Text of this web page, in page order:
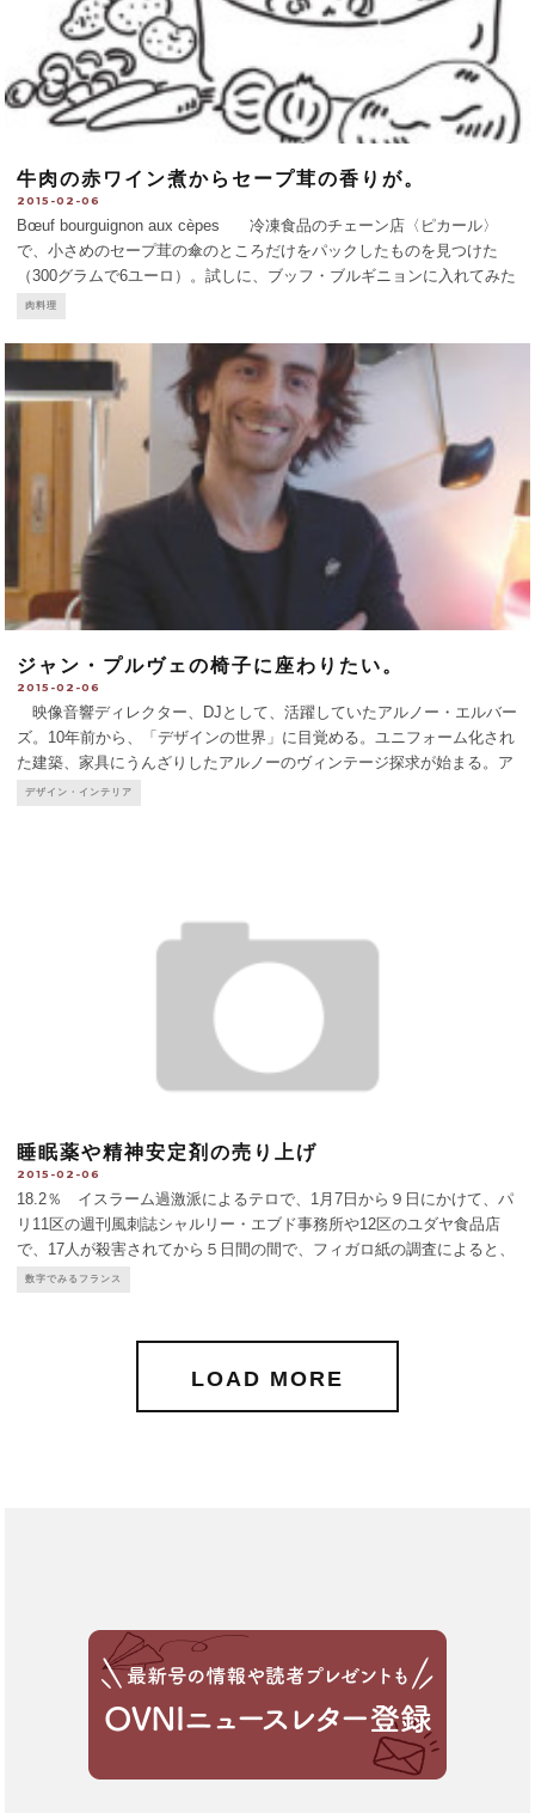
牛肉の赤ワイン煮からセープ茸の香りが。
2015-02-06
Bœuf bourguignon aux cèpes 冷凍食品のチェーン店〈ピカール〉
で、小さめのセープ茸の傘のところだけをパックしたものを見つけた
（300グラムで6ユーロ）。試しに、ブッフ・ブルギニョンに入れてみた
ら...？ 牛肉は、前々号でも使ったほお肉にした。安いし、脂が適
肉料理
ジャン・プルヴェの椅子に座わりたい。
2015-02-06
映像音響ディレクター、DJとして、活躍していたアルノー・エルバー
ズ。10年前から、「デザインの世界」に目覚める。ユニフォーム化され
た建築、家具にうんざりしたアルノーのヴィンテージ探求が始まる。ア
ルノーのバイブルとなったのは、美術・建築・デザインなどが中心のド
デザイン・インテリア
睡眠薬や精神安定剤の売り上げ
2015-02-06
18.2％ イスラーム過激派によるテロで、1月7日から９日にかけて、パ
リ11区の週刊風刺誌シャルリー・エブド事務所や12区のユダヤ食品店
で、17人が殺害されてから５日間の間で、フィガロ紙の調査によると、
睡眠薬や精神安定剤の売り上げが18.２％増えた。
数字でみるフランス
LOAD MORE